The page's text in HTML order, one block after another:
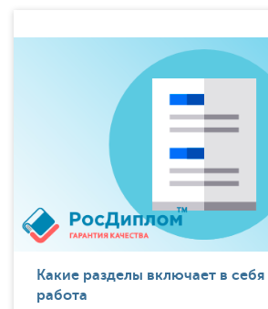
Какие разделы включает в
работа